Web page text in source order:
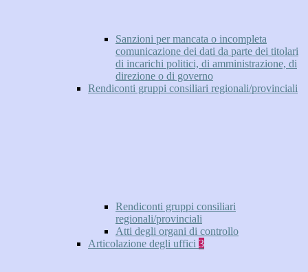
Sanzioni per mancata o incompleta
comunicazione dei dati da parte dei titolari
di incarichi politici, di amministrazione, di
direzione o di governo
Rendiconti gruppi consiliari regionali/provinciali
Rendiconti gruppi consiliari
regionali/provinciali
Atti degli organi di controllo
Articolazione degli uffici 3